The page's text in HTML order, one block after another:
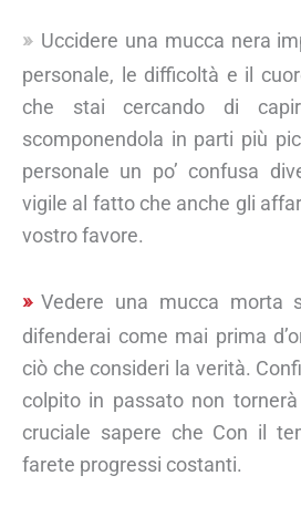
Uccidere una mucca nera
personale, le difficoltà e il
che stai cercando di
scomponendola in parti più
personale un po’ confusa
vigile al fatto che anche gli
vostro favore.
Vedere una mucca morta
difenderai come mai prima
ciò che consideri la verità.
colpito in passato non
cruciale sapere che Con il
farete progressi costanti.